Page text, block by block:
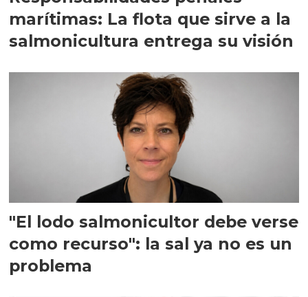
marítimas: La flota que sirve a la
salmonicultura entrega su visión
"El lodo salmonicultor debe verse
como recurso": la sal ya no es un
problema